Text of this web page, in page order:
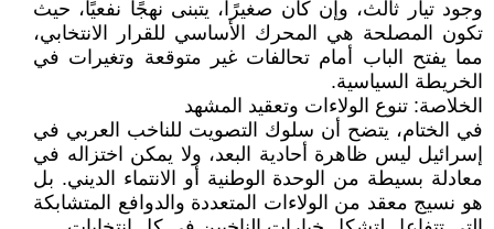
وجود تيار ثالث، وإن كان صغيرًا، يتبنى نهجًا نفعيًا، حيث
تكون المصلحة هي المحرك الأساسي للقرار الانتخابي،
مما يفتح الباب أمام تحالفات غير متوقعة وتغيرات في
الخريطة السياسية.
الخلاصة: تنوع الولاءات وتعقيد المشهد
في الختام، يتضح أن سلوك التصويت للناخب العربي في
إسرائيل ليس ظاهرة أحادية البعد، ولا يمكن اختزاله في
معادلة بسيطة من الوحدة الوطنية أو الانتماء الديني. بل
هو نسيج معقد من الولاءات المتعددة والدوافع المتشابكة